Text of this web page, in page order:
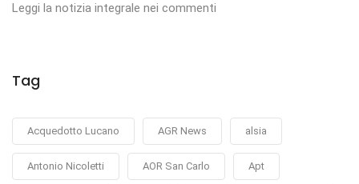
Leggi la notizia integrale nei commenti
Tag
Acquedotto Lucano AGR News alsia
Antonio Nicoletti AOR San Carlo Apt